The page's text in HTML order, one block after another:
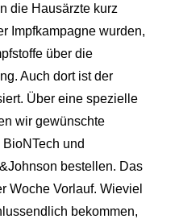
die Hausärzte kurz
Impfkampagne wurden,
über die
Auch dort ist der
Über eine spezielle
wir gewünschte
und
bestellen. Das
Woche Vorlauf. Wieviel
bekommen,